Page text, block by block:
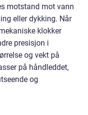
motstand mot vann
eller dykking. Når
klokker
presisjon i
og vekt på
på håndleddet,
og